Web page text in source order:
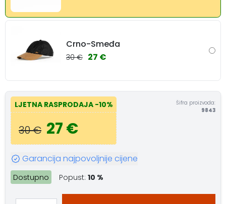
Crno-Smeđa
30 € 27 €
LJETNA RASPRODAJA -10%
30 € 27 €
Šifra proizvoda:
9843
Garancija najpovoljnije cijene
Dostupno Popust: 10 %